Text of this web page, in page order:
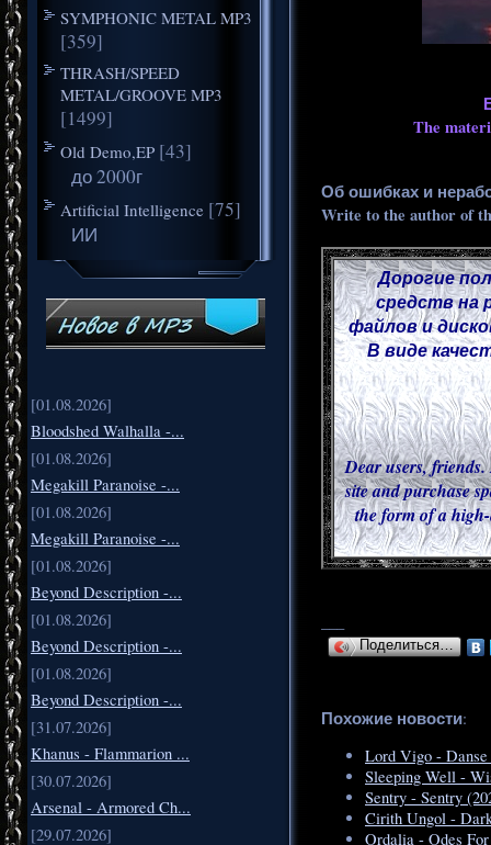
SYMPHONIC METAL MP3
[359]
THRASH/SPEED
METAL/GROOVE MP3
[1499]
Old Demo,EP [43]
до 2000г
Artificial Intelligence [75]
ИИ
[01.08.2026]
Bloodshed Walhalla -...
[01.08.2026]
Megakill Paranoise -...
[01.08.2026]
Megakill Paranoise -...
[01.08.2026]
Beyond Description -...
[01.08.2026]
Beyond Description -...
[01.08.2026]
Beyond Description -...
[31.07.2026]
Khanus - Flammarion ...
[30.07.2026]
Arsenal - Armored Ch...
[29.07.2026]
The
Об ошибках и
Write to the author of
Дорогие
средств на
файлов и
В виде
Dear users,
site and purchase
the form of a
Поделиться…
Похожие новости:
Lord Vigo -
Sleeping Well -
Sentry - Sentry
Cirith Ungol -
Ordalia - Odes